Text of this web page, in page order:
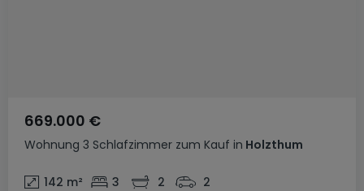
Wohnung 3 Schlafzimmer zum Kauf in Holzthum
669.000 €
142 m² 3 2 2